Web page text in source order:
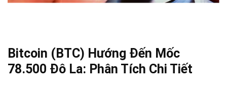
Bitcoin (BTC) Hướng Đến Mốc
78.500 Đô La: Phân Tích Chi Tiết